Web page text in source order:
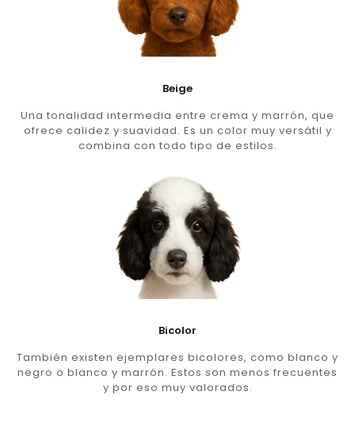
Beige
Una tonalidad intermedia entre crema y marrón, que
ofrece calidez y suavidad. Es un color muy versátil y
combina con todo tipo de estilos.
Bicolor
También existen ejemplares bicolores, como blanco y
negro o blanco y marrón. Estos son menos frecuentes
y por eso muy valorados.